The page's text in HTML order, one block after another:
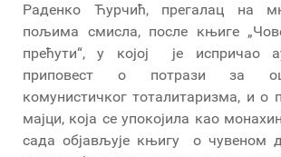
Раденко Ћурчић, прегалац на
пољима смисла, после књиге
прећути“, у којој је испричао
приповест о потрази за
комунистичког тоталитаризма, и о
мајци, која се упокојила као
сада објављује књигу о чувеном